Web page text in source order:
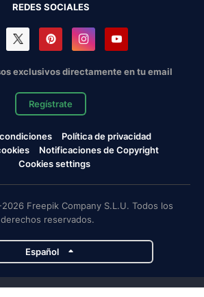
REDES SOCIALES
exclusivos directamente en tu email
Regístrate
Política de privacidad
Notificaciones de Copyright
Cookies settings
Freepik Company S.L.U. Todos los
derechos reservados.
Español